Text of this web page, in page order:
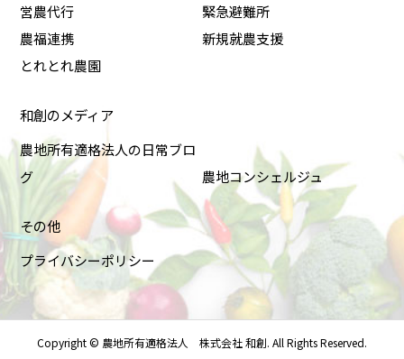
営農代行
緊急避難所
農福連携
新規就農支援
とれとれ農園
和創のメディア
農地所有適格法人の日常ブロ
グ
農地コンシェルジュ
その他
プライバシーポリシー
Copyright © 農地所有適格法人 株式会社 和創. All Rights Reserved.